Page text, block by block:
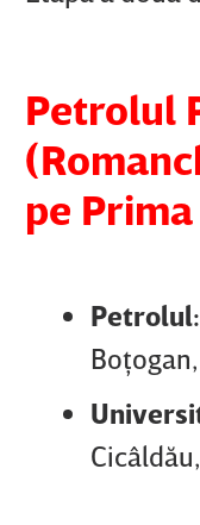
Petrolul
pe
Petrolul: